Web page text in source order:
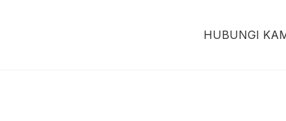
HUBUNGI